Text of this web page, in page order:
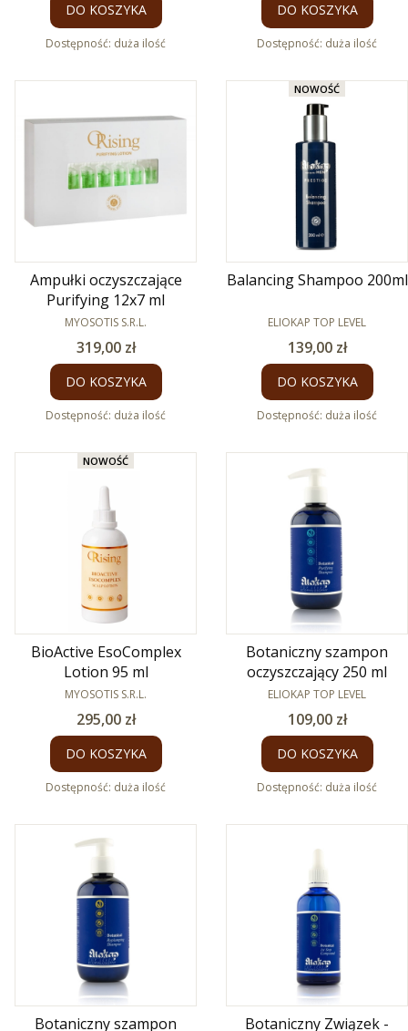
DO KOSZYKA
Dostępność: duża ilość
DO KOSZYKA
Dostępność: duża ilość
Ampułki oczyszczające
Purifying 12x7 ml
PRODUCENT
MYOSOTIS S.R.L.
Cena
319,00 zł
DO KOSZYKA
Dostępność: duża ilość
NOWOŚĆ
Balancing Shampoo 200ml
PRODUCENT
ELIOKAP TOP LEVEL
Cena
139,00 zł
DO KOSZYKA
Dostępność: duża ilość
NOWOŚĆ
BioActive EsoComplex
Lotion 95 ml
PRODUCENT
MYOSOTIS S.R.L.
Cena
295,00 zł
DO KOSZYKA
Dostępność: duża ilość
Botaniczny szampon
oczyszczający 250 ml
PRODUCENT
ELIOKAP TOP LEVEL
Cena
109,00 zł
DO KOSZYKA
Dostępność: duża ilość
Botaniczny szampon Botaniczny Związek -